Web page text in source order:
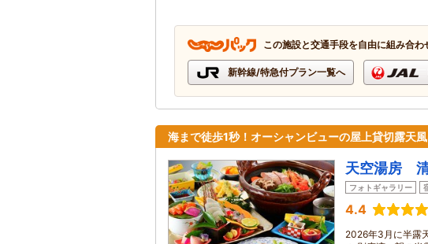
この施設と交通手段を自由に組み合
新幹線/特急付プラン一覧へ
海まで徒歩1秒！オーシャンビューの屋上貸切露天
天空湯房
フォトギャラリー
4.4
2026年3月に半露